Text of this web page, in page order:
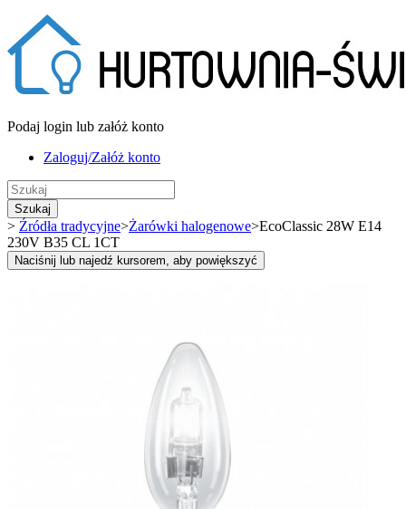
Podaj login lub załóż konto
Zaloguj/Załóż konto
Szukaj
> Źródła tradycyjne>Żarówki halogenowe>EcoClassic 28W E14
230V B35 CL 1CT
Naciśnij lub najedź kursorem, aby powiększyć